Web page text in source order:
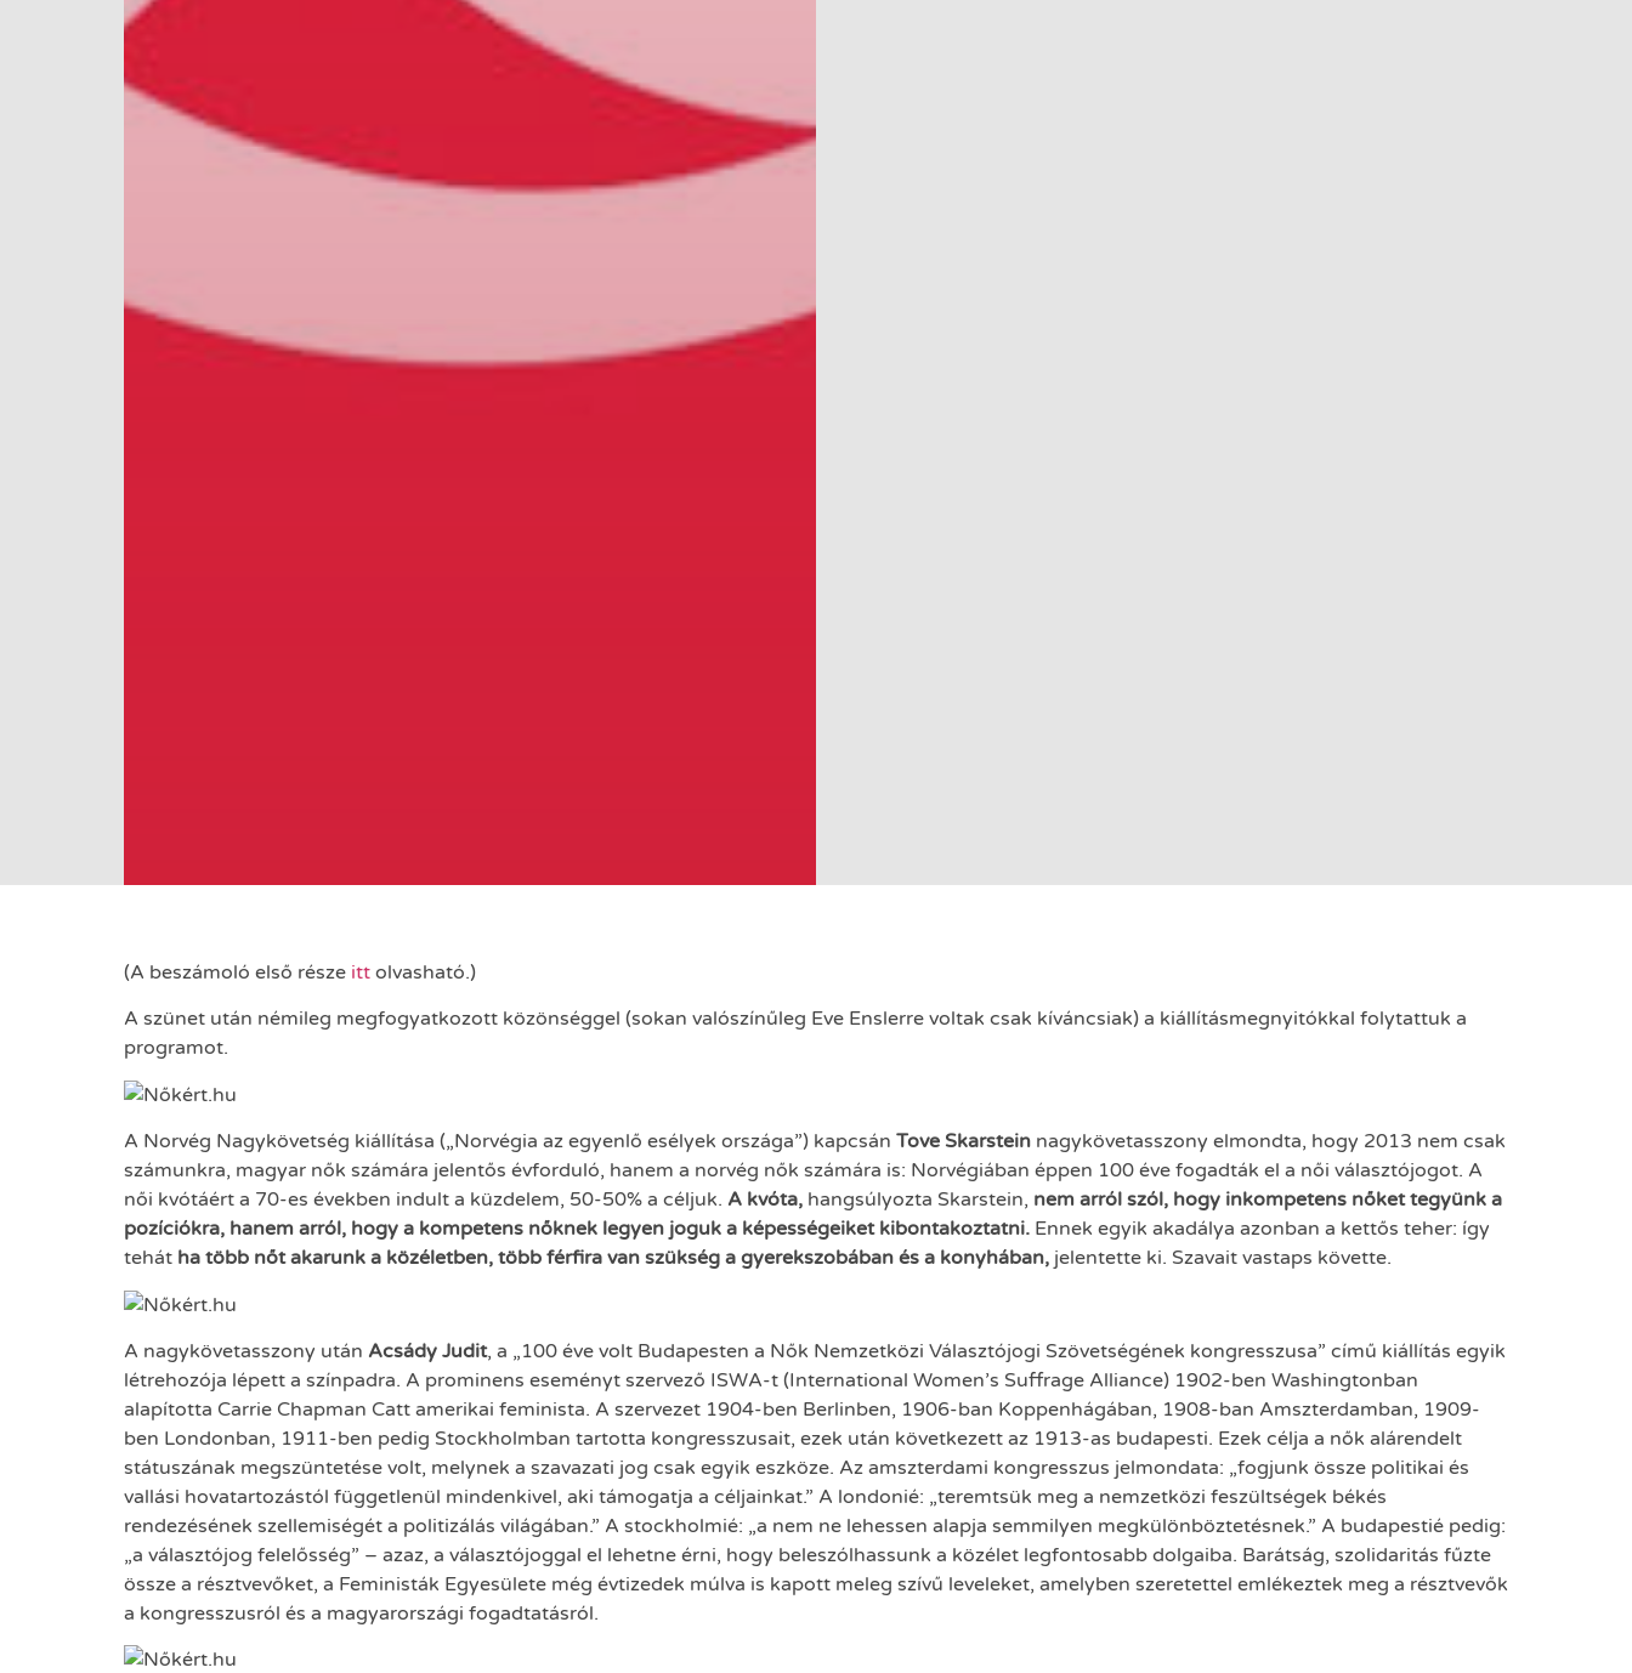
(A beszámoló első része itt olvasható.)
A szünet után némileg megfogyatkozott közönséggel (sokan valószínűleg Eve Enslerre voltak csak kíváncsiak) a kiállításmegnyitókkal folytattuk a
programot.
A Norvég Nagykövetség kiállítása („Norvégia az egyenlő esélyek országa”) kapcsán Tove Skarstein nagykövetasszony elmondta, hogy 2013 nem csak
számunkra, magyar nők számára jelentős évforduló, hanem a norvég nők számára is: Norvégiában éppen 100 éve fogadták el a női választójogot. A
női kvótáért a 70-es években indult a küzdelem, 50-50% a céljuk. A kvóta, hangsúlyozta Skarstein, nem arról szól, hogy inkompetens nőket tegyünk a
pozíciókra, hanem arról, hogy a kompetens nőknek legyen joguk a képességeiket kibontakoztatni. Ennek egyik akadálya azonban a kettős teher: így
tehát ha több nőt akarunk a közéletben, több férfira van szükség a gyerekszobában és a konyhában, jelentette ki. Szavait vastaps követte.
A nagykövetasszony után Acsády Judit, a „100 éve volt Budapesten a Nők Nemzetközi Választójogi Szövetségének kongresszusa” című kiállítás egyik
létrehozója lépett a színpadra. A prominens eseményt szervező ISWA-t (International Women’s Suffrage Alliance) 1902-ben Washingtonban
alapította Carrie Chapman Catt amerikai feminista. A szervezet 1904-ben Berlinben, 1906-ban Koppenhágában, 1908-ban Amszterdamban, 1909-
ben Londonban, 1911-ben pedig Stockholmban tartotta kongresszusait, ezek után következett az 1913-as budapesti. Ezek célja a nők alárendelt
státuszának megszüntetése volt, melynek a szavazati jog csak egyik eszköze. Az amszterdami kongresszus jelmondata: „fogjunk össze politikai és
vallási hovatartozástól függetlenül mindenkivel, aki támogatja a céljainkat.” A londonié: „teremtsük meg a nemzetközi feszültségek békés
rendezésének szellemiségét a politizálás világában.” A stockholmié: „a nem ne lehessen alapja semmilyen megkülönböztetésnek.” A budapestié pedig:
„a választójog felelősség” – azaz, a választójoggal el lehetne érni, hogy beleszólhassunk a közélet legfontosabb dolgaiba. Barátság, szolidaritás fűzte
össze a résztvevőket, a Feministák Egyesülete még évtizedek múlva is kapott meleg szívű leveleket, amelyben szeretettel emlékeztek meg a résztvevők
a kongresszusról és a magyarországi fogadtatásról.